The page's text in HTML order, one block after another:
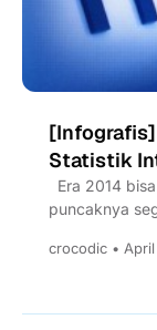
Statistik
Era 2014
puncaknya
crocodic •